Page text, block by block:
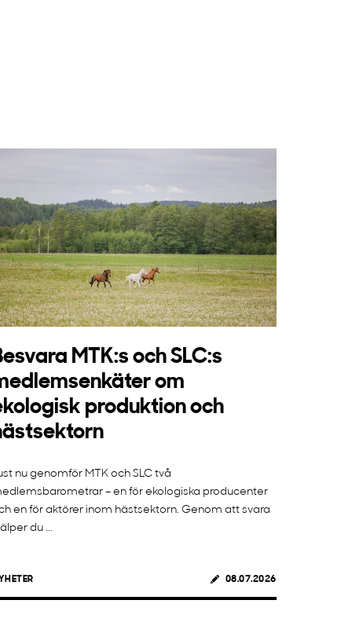
MTK:s och SLC:s
om
produktion och
nu genomför MTK och SLC två
– en för ekologiska producenter
en för aktörer inom hästsektorn. Genom att svara
du ...
08.07.2026